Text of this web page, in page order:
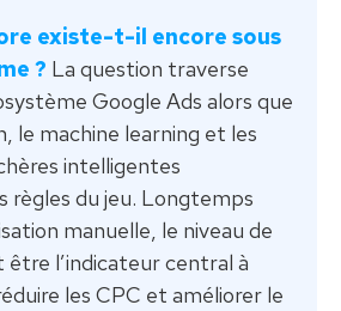
existe-t-il encore sous
? La question traverse
Google Ads alors que
le machine learning et les
intelligentes
règles du jeu. Longtemps
manuelle, le niveau de
l’indicateur central à
les CPC et améliorer le